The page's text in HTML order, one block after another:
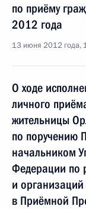
по приёму
2012 года
13 июня 2012 года,
О ходе
личного
жительницы
по поручению
начальником
Федерации по
и
в Приёмной